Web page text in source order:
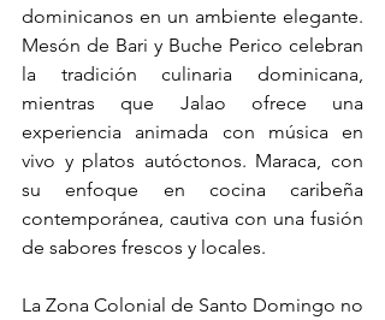
dominicanos en un ambiente elegante.
Mesón de Bari y Buche Perico celebran
la tradición culinaria dominicana,
mientras que Jalao ofrece una
experiencia animada con música en
vivo y platos autóctonos. Maraca, con
su enfoque en cocina caribeña
contemporánea, cautiva con una fusión
de sabores frescos y locales.
La Zona Colonial de Santo Domingo no